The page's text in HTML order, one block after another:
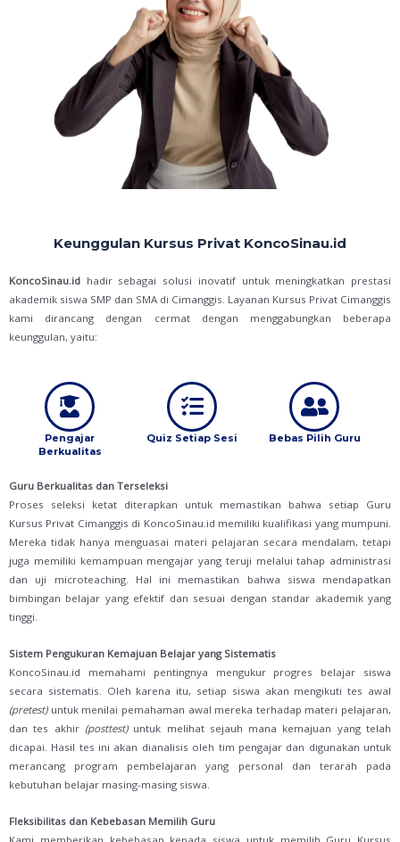
Keunggulan Kursus Privat KoncoSinau.id
KoncoSinau.id hadir sebagai solusi inovatif untuk meningkatkan prestasi
akademik siswa SMP dan SMA di Cimanggis. Layanan Kursus Privat Cimanggis
kami dirancang dengan cermat dengan menggabungkan beberapa
keunggulan, yaitu:
Pengajar
Berkualitas
Quiz Setiap Sesi Bebas Pilih Guru
Guru Berkualitas dan Terseleksi
Proses seleksi ketat diterapkan untuk memastikan bahwa setiap Guru
Kursus Privat Cimanggis di KoncoSinau.id memiliki kualifikasi yang mumpuni.
Mereka tidak hanya menguasai materi pelajaran secara mendalam, tetapi
juga memiliki kemampuan mengajar yang teruji melalui tahap administrasi
dan uji microteaching. Hal ini memastikan bahwa siswa mendapatkan
bimbingan belajar yang efektif dan sesuai dengan standar akademik yang
tinggi.
Sistem Pengukuran Kemajuan Belajar yang Sistematis
KoncoSinau.id memahami pentingnya mengukur progres belajar siswa
secara sistematis. Oleh karena itu, setiap siswa akan mengikuti tes awal
(pretest)untuk menilai pemahaman awal mereka terhadap materi pelajaran,
dan tes akhir (posttest)untuk melihat sejauh mana kemajuan yang telah
dicapai. Hasil tes ini akan dianalisis oleh tim pengajar dan digunakan untuk
merancang program pembelajaran yang personal dan terarah pada
kebutuhan belajar masing-masing siswa.
Fleksibilitas dan Kebebasan Memilih Guru